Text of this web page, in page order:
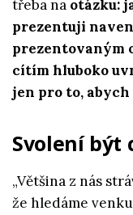
třeba na otázku:
prezentuji
prezentovaným
cítím hluboko
jen pro to,
Svolení být
„Většina z nás
že hledáme